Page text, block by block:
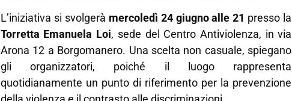
L’iniziativa si svolgerà mercoledì 24 giugno alle 21 presso la
Torretta Emanuela Loi, sede del Centro Antiviolenza, in via
Arona 12 a Borgomanero. Una scelta non casuale, spiegano
gli organizzatori, poiché il luogo rappresenta
quotidianamente un punto di riferimento per la prevenzione